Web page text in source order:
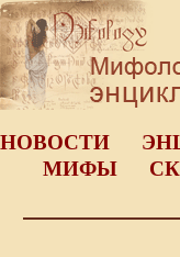
НОВОСТИ
МИФЫ